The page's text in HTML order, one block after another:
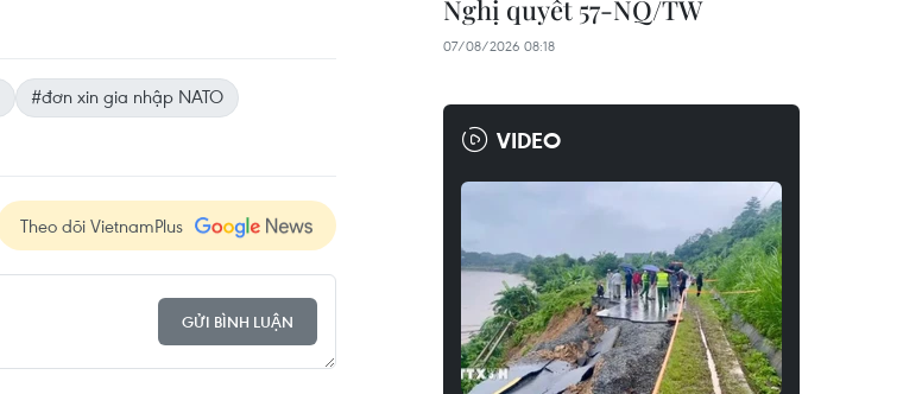
#đơn xin gia nhập NATO
Theo dõi VietnamPlus
GỬI BÌNH LUẬN
Nghị quyết 57-NQ/TW
07/08/2026 08:18
VIDEO